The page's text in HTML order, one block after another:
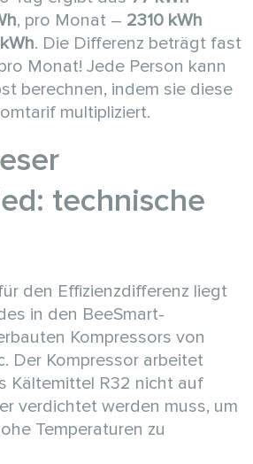
, pro Monat – 2310 kWh
. Die Differenz beträgt fast
Monat! Jede Person kann
berechnen, indem sie diese
multipliziert.
technische
den Effizienzdifferenz liegt
in den BeeSmart-
Kompressors von
Der Kompressor arbeitet
Kältemittel R32 nicht auf
verdichtet werden muss, um
Temperaturen zu